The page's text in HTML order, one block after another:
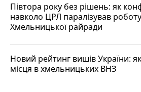
Півтора року без рішень: як
навколо ЦРЛ паралізував роботу
Хмельницької райради
Новий рейтинг вишів України:
місця в хмельницьких ВНЗ